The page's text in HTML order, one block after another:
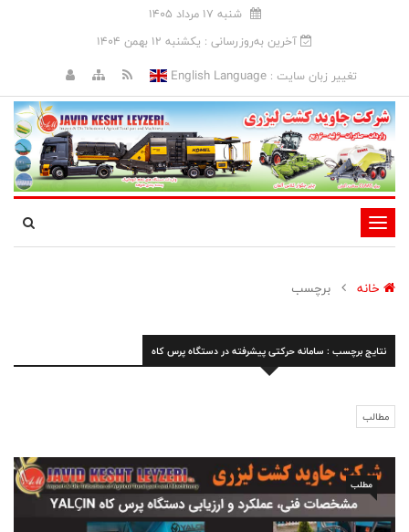
شنبه 17 مرداد 1405
آخرین به‌روزرسانی : يکشنبه 12 بهمن 1404
تغییر زبان سایت :English Language
تغییر
وضعیت
ناوبری
خانه برچسب
نتایج برچسب : سامانه حرکتی پیشرفته در دستگاه پرس کاه
مطالب
مطلب